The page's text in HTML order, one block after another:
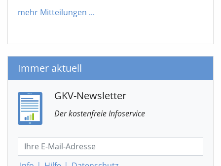
mehr Mitteilungen ...
Immer aktuell
GKV-Newsletter
Der kostenfreie Infoservice